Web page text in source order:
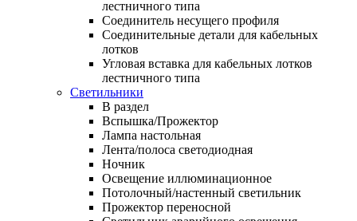
лестничного типа
Соединитель несущего профиля
Соединительные детали для кабельных
лотков
Угловая вставка для кабельных лотков
лестничного типа
Светильники
В раздел
Вспышка/Прожектор
Лампа настольная
Лента/полоса светодиодная
Ночник
Освещение иллюминационное
Потолочный/настенный светильник
Прожектор переносной